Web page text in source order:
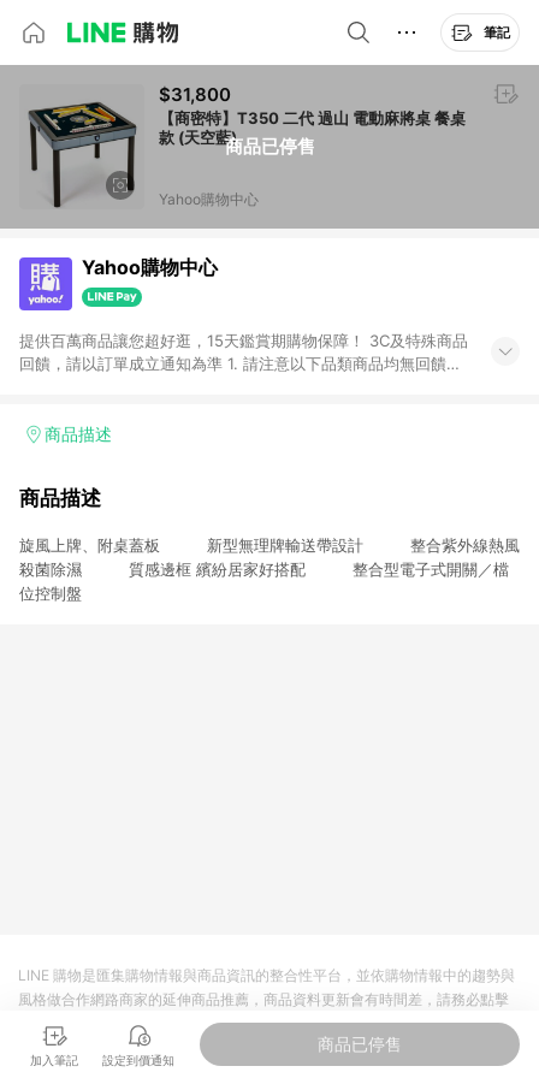
筆記
商品已停售
$31,800
【商密特】T350 二代 過山 電動麻將桌 餐桌
款 (天空藍)
Yahoo購物中心
Yahoo購物中心
提供百萬商品讓您超好逛，15天鑑賞期購物保障！ 3C及特殊商品
回饋，請以訂單成立通知為準 1. 請注意以下品類商品均無回饋：
電玩/遊戲/相機/單眼/鏡頭/拍立得 [2024/6/1起適用] -內接硬
的購回饋活動享Yahoo超贈點回饋者 - 購物中心商店之商品：商
3. 訂單回饋金額將扣除運費/購物金/超贈點/福利金/紅利折抵/折
價券等虛擬貨幣折抵 4. 大宗採購或批發轉賣不具回饋資格： 如
有相關事證認定您為大宗採購、批發轉賣而非最終消費使用者，
商品描述
商品描述
旋風上牌、附桌蓋板 新型無理牌輸送帶設計 整合紫外線熱風
殺菌除濕 質感邊框 繽紛居家好搭配 整合型電子式開關／檔
位控制盤
加入筆記 設定到價通知
商品已停售
LINE 購物是匯集購物情報與商品資訊的整合性平台，並依購物情報中的趨勢與
風格做合作網路商家的延伸商品推薦，商品資料更新會有時間差，請務必點擊
商品至各合作網路商家，確認現售價與購物條件，一切資訊以合作廠商網頁為
準。